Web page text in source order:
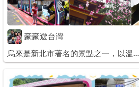
推薦景點
討論區
豪豪遊台灣
烏來是新北市著名的景點之一，以溫...